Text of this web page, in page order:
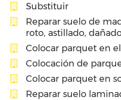
Substituir
Reparar suelo de
roto, astillado,
Colocar parquet en
Colocación de
Colocar parquet en
Reparar suelo